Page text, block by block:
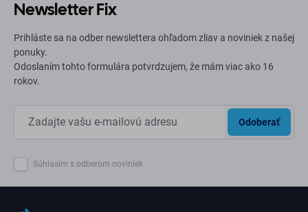
Newsletter Fix
Prihláste sa na odber newslettera ohľadom zliav a noviniek z našej
ponuky.
Odoslaním tohto formulára potvrdzujem, že mám viac ako 16
rokov.
Odoberať
Súhlasím s odberom noviniek